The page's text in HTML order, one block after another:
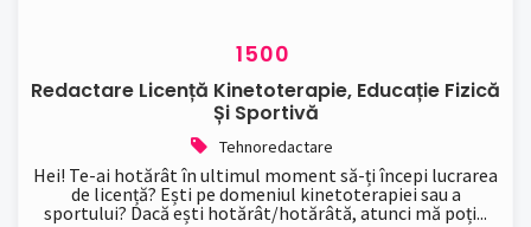
1500
Redactare Licență Kinetoterapie, Educație Fizică
Și Sportivă
Tehnoredactare
Hei! Te-ai hotărât în ultimul moment să-ți începi lucrarea
de licență? Ești pe domeniul kinetoterapiei sau a
sportului? Dacă ești hotărât/hotărâtă, atunci mă poți...